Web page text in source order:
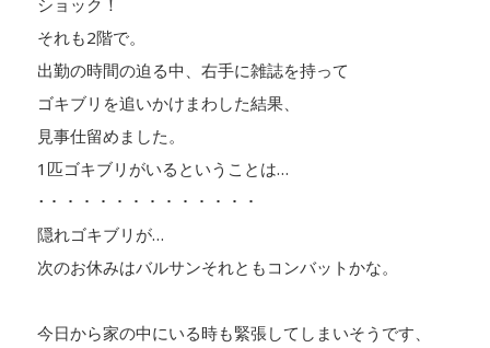
それも2階で。
出勤の時間の迫る中、右手に雑誌を持って
ゴキブリを追いかけまわした結果、
見事仕留めました。
1匹ゴキブリがいるということは…
･・・・・・・・・・・・・・
隠れゴキブリが…
次のお休みはバルサンそれともコンバットかな。
今日から家の中にいる時も緊張してしまいそうです、